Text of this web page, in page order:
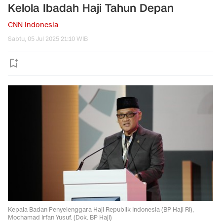
Kelola Ibadah Haji Tahun Depan
CNN Indonesia
Sabtu, 05 Jul 2025 21:10 WIB
Kepala Badan Penyelenggara Haji Republik Indonesia (BP Haji RI),
Mochamad Irfan Yusuf. (Dok. BP Haji)